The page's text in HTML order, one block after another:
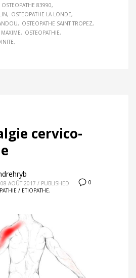
OSTEOPATHE 83990
OSTEOPATHE LA LONDE
OSTEOPATHE SAINT TROPEZ
OSTEOPATHIE
cervico-
0
AOÛT 2017 / PUBLISHED
/ ETIOPATHE,